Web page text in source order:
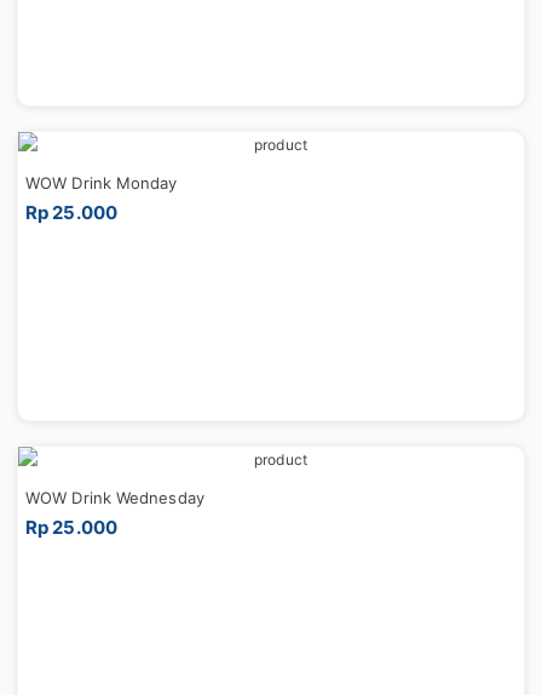
WOW Drink Monday
Rp 25.000
WOW Drink Wednesday
Rp 25.000